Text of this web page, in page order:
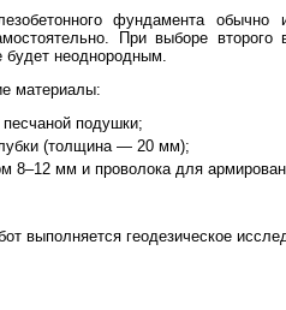
фундамента
При выборе
будет неоднородным.
материалы:
подушки;
(толщина — 20 мм);
8–12 мм и проволока для
выполняется геодезическое